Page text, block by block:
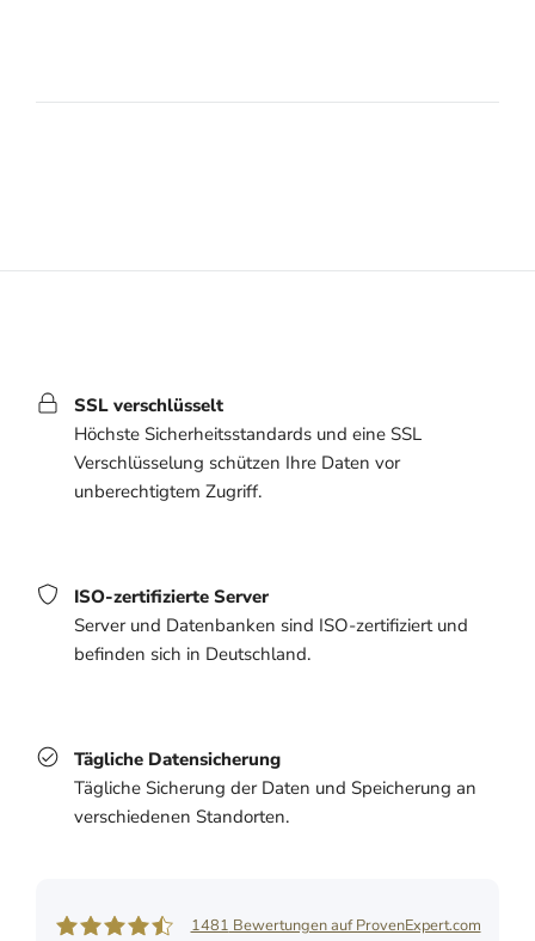
SSL verschlüsselt
Höchste Sicherheitsstandards und eine SSL
Verschlüsselung schützen Ihre Daten vor
unberechtigtem Zugriff.
ISO-zertifizierte Server
Server und Datenbanken sind ISO-zertifiziert und
befinden sich in Deutschland.
Tägliche Datensicherung
Tägliche Sicherung der Daten und Speicherung an
verschiedenen Standorten.
1481 Bewertungen auf ProvenExpert.com